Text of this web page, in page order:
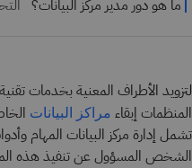
لتزويد الأطراف المعنية بخدمات
المنظمات إبقاء مراكز البيانات
تشمل إدارة مركز البيانات المهام
الشخص المسؤول عن تنفيذ هذه